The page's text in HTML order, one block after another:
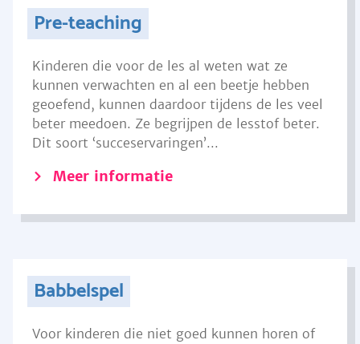
Pre-teaching
Kinderen die voor de les al weten wat ze
kunnen verwachten en al een beetje hebben
geoefend, kunnen daardoor tijdens de les veel
beter meedoen. Ze begrijpen de lesstof beter.
Dit soort ‘succeservaringen’...
Meer informatie
Babbelspel
Voor kinderen die niet goed kunnen horen of